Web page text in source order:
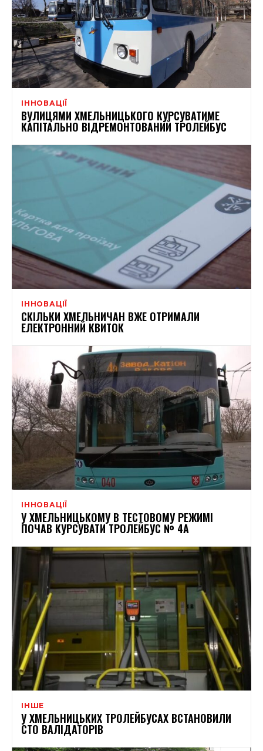
ІННОВАЦІЇ
ВУЛИЦЯМИ ХМЕЛЬНИЦЬКОГО КУРСУВАТИМЕ
КАПІТАЛЬНО ВІДРЕМОНТОВАНИЙ ТРОЛЕЙБУС
ІННОВАЦІЇ
СКІЛЬКИ ХМЕЛЬНИЧАН ВЖЕ ОТРИМАЛИ
ЕЛЕКТРОННИЙ КВИТОК
ІННОВАЦІЇ
У ХМЕЛЬНИЦЬКОМУ В ТЕСТОВОМУ РЕЖИМІ
ПОЧАВ КУРСУВАТИ ТРОЛЕЙБУС № 4А
ІНШЕ
У ХМЕЛЬНИЦЬКИХ ТРОЛЕЙБУСАХ ВСТАНОВИЛИ
СТО ВАЛІДАТОРІВ